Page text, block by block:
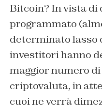
Bitcoin? In vista di
programmato
determinato lasso
investitori hanno
maggior numero
criptovaluta, in
cuoi ne verrà